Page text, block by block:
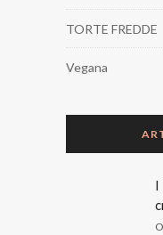
TORTE FREDDE
Vegana
I